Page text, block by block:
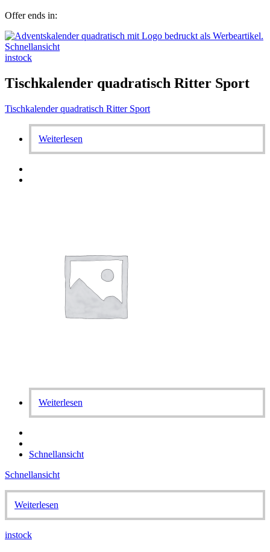
Offer ends in:
Schnellansicht
instock
Tischkalender quadratisch Ritter Sport
Tischkalender quadratisch Ritter Sport
Weiterlesen
Weiterlesen
Schnellansicht
Schnellansicht
Weiterlesen
instock